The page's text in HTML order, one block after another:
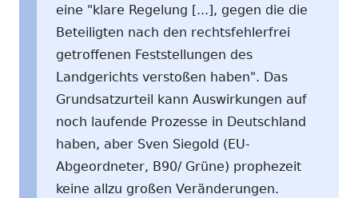
eine "klare Regelung [...], gegen die die
Beteiligten nach den rechtsfehlerfrei
getroffenen Feststellungen des
Landgerichts verstoßen haben". Das
Grundsatzurteil kann Auswirkungen auf
noch laufende Prozesse in Deutschland
haben, aber Sven Siegold (EU-
Abgeordneter, B90/ Grüne) prophezeit
keine allzu großen Veränderungen.